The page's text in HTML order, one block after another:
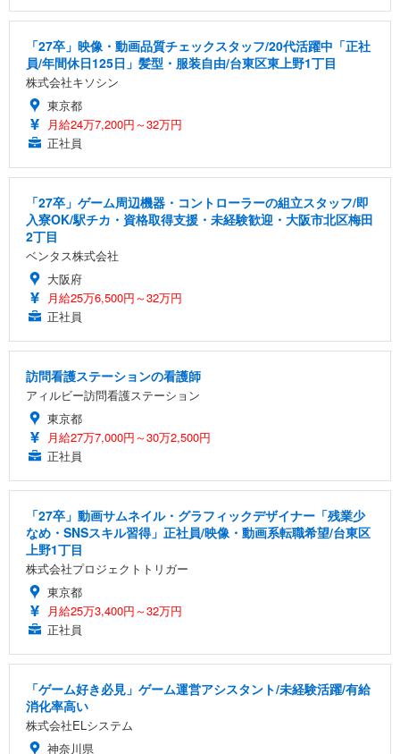
「27卒」映像・動画品質チェックスタッフ/20代活躍中「正社
員/年間休日125日」髪型・服装自由/台東区東上野1丁目
株式会社キソシン
東京都
月給24万7,200円～32万円
正社員
「27卒」ゲーム周辺機器・コントローラーの組立スタッフ/即
入寮OK/駅チカ・資格取得支援・未経験歓迎・大阪市北区梅田
2丁目
ベンタス株式会社
大阪府
月給25万6,500円～32万円
正社員
訪問看護ステーションの看護師
アィルビー訪問看護ステーション
東京都
月給27万7,000円～30万2,500円
正社員
「27卒」動画サムネイル・グラフィックデザイナー「残業少
なめ・SNSスキル習得」正社員/映像・動画系転職希望/台東区
上野1丁目
株式会社プロジェクトトリガー
東京都
月給25万3,400円～32万円
正社員
「ゲーム好き必見」ゲーム運営アシスタント/未経験活躍/有給
消化率高い
株式会社ELシステム
神奈川県